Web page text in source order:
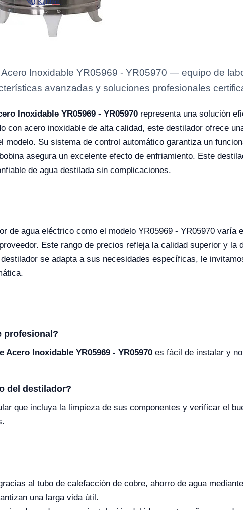
Inoxidable YR05969 - YR05970 — equipo de
avanzadas y soluciones profesionales
Inoxidable YR05969 - YR05970 representa una solución
con acero inoxidable de alta calidad, este destilador ofrece
modelo. Su sistema de control automático garantiza un
asegura un excelente efecto de enfriamiento. Este
de agua destilada sin complicaciones.
de agua eléctrico como el modelo YR05969 - YR05970 varía
Este rango de precios refleja la calidad superior y la
se adapta a sus necesidades específicas, le
profesional?
Inoxidable YR05969 - YR05970 es fácil de instalar y
del destilador?
que incluya la limpieza de sus componentes y verificar el
al tubo de calefacción de cobre, ahorro de agua
una larga vida útil.